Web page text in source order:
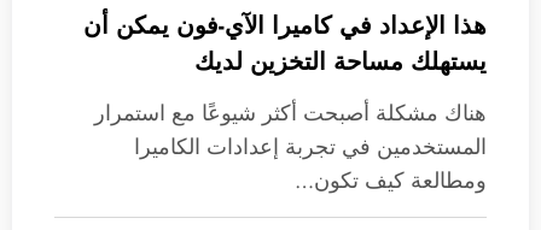
هذا الإعداد في كاميرا الآي-فون يمكن أن
يستهلك مساحة التخزين لديك
هناك مشكلة أصبحت أكثر شيوعًا مع استمرار
المستخدمين في تجربة إعدادات الكاميرا
ومطالعة كيف تكون…